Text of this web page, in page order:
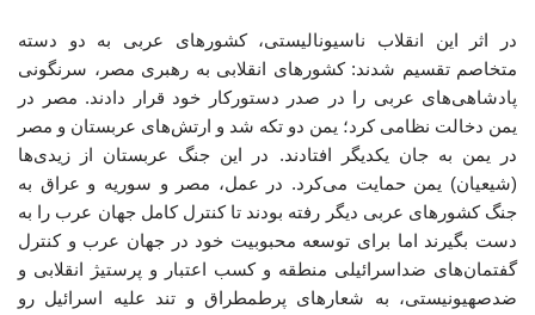
در اثر این انقلاب ناسیونالیستی، کشورهای عربی به دو دسته
متخاصم تقسیم شدند: کشورهای انقلابی به رهبری مصر، سرنگونی
پادشاهی‌های عربی را در صدر دستورکار خود قرار دادند. مصر در
یمن دخالت نظامی کرد؛ یمن دو تکه شد و ارتش‌های عربستان و مصر
در یمن به جان یکدیگر افتادند. در این جنگ عربستان از زیدی‌ها
(شیعیان) یمن حمایت می‌کرد. در عمل، مصر و سوریه و عراق به
جنگ کشورهای عربی دیگر رفته بودند تا کنترل کامل جهان عرب را به
دست بگیرند اما برای توسعه محبوبیت خود در جهان عرب و کنترل
گفتمان‌های ضداسرائیلی منطقه و کسب اعتبار و پرستیژ انقلابی و
ضدصهیونیستی، به شعارهای پرطمطراق و تند علیه اسرائیل رو